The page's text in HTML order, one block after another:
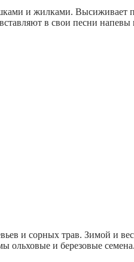
и жилками. Высиживает
в свои песни напевы
и сорных трав. Зимой и
ольховые и березовые